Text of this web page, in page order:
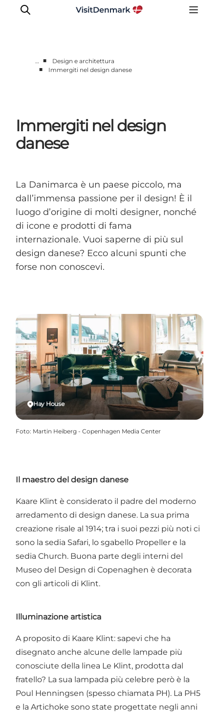
Dove dormire
Pianifica il viaggio
… ■
Design e architettura
■
Immergiti nel design danese
Immergiti nel design
danese
La Danimarca è un paese piccolo, ma
dall’immensa passione per il design! È il
luogo d’origine di molti designer, nonché
di icone e prodotti di fama
internazionale. Vuoi saperne di più sul
design danese? Ecco alcuni spunti che
forse non conoscevi.
Hay House
Foto: Martin Heiberg - Copenhagen Media Center
Il maestro del design danese
Kaare Klint è considerato il padre del moderno
arredamento di design danese. La sua prima
creazione risale al 1914; tra i suoi pezzi più noti ci
sono la sedia Safari, lo sgabello Propeller e la
sedia Church. Buona parte degli interni del
Museo del Design di Copenaghen è decorata
con gli articoli di Klint.
Illuminazione artistica
A proposito di Kaare Klint: sapevi che ha
disegnato anche alcune delle lampade più
conosciute della linea Le Klint, prodotta dal
fratello? La sua lampada più celebre però è la
Poul Henningsen (spesso chiamata PH). La PH5
e la Artichoke sono state progettate negli anni